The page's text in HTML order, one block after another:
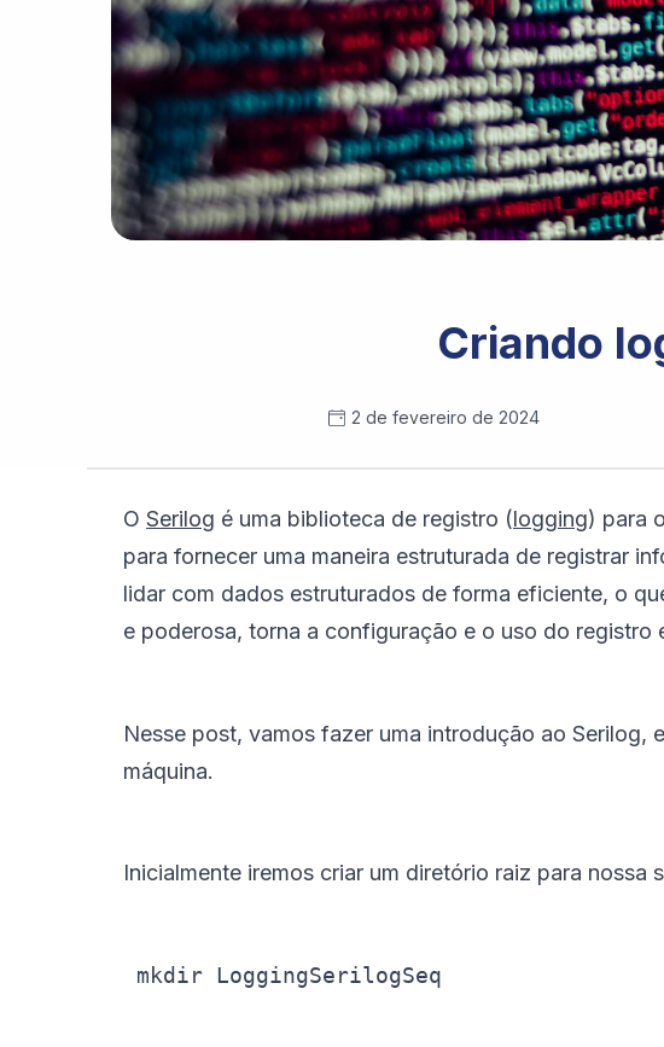
Criando
2 de fevereiro de 2024
O Serilog é uma biblioteca de registro (logging) para
para fornecer uma maneira estruturada de registrar
lidar com dados estruturados de forma eficiente, o
e poderosa, torna a configuração e o uso do
Nesse post, vamos fazer uma introdução ao Serilog,
máquina.
Inicialmente iremos criar um diretório raiz para nossa
mkdir LoggingSerilogSeq